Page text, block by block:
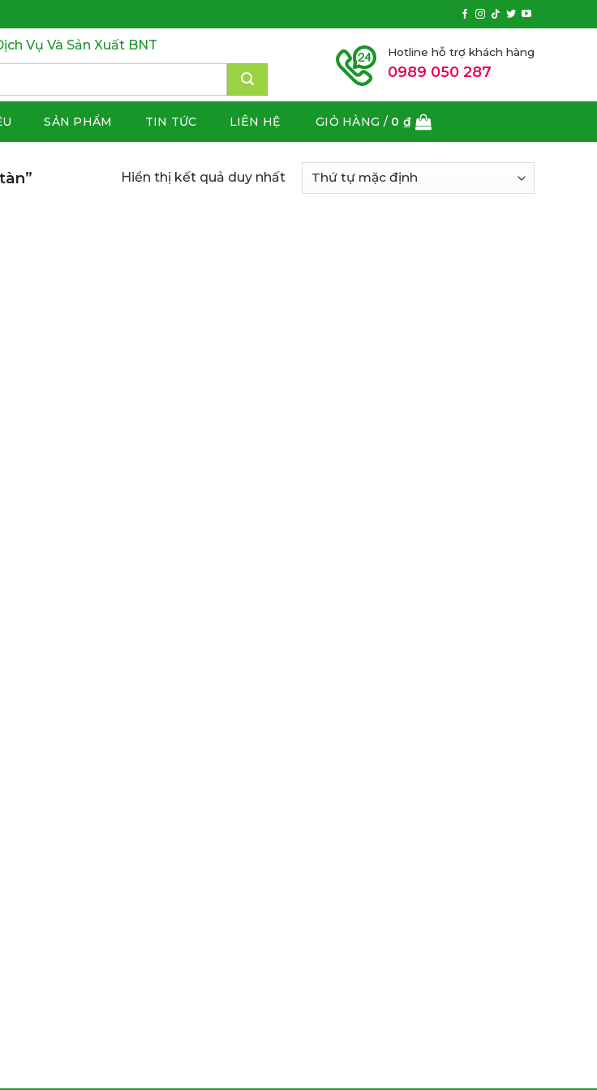
Vụ Và Sản Xuất BNT Hotline hỗ trợ khách hàng
0989 050 287
SẢN PHẨM TIN TỨC LIÊN HỆ GIỎ HÀNG / 0 ₫
Hiển thị kết quả duy nhất